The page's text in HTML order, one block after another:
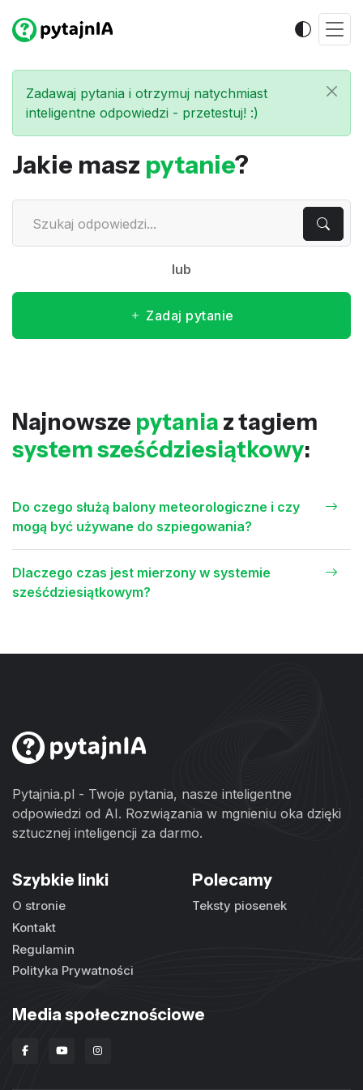
Zadawaj pytania i otrzymuj natychmiast
inteligentne odpowiedzi - przetestuj! :)
Jakie masz pytanie?
lub
Zadaj pytanie
Najnowsze pytania z tagiem
system sześćdziesiątkowy:
Do czego służą balony meteorologiczne i czy
mogą być używane do szpiegowania?
Dlaczego czas jest mierzony w systemie
sześćdziesiątkowym?
Pytajnia.pl - Twoje pytania, nasze inteligentne
odpowiedzi od AI. Rozwiązania w mgnieniu oka dzięki
sztucznej inteligencji za darmo.
Szybkie linki
O stronie
Kontakt
Regulamin
Polityka Prywatności
Polecamy
Teksty piosenek
Media społecznościowe